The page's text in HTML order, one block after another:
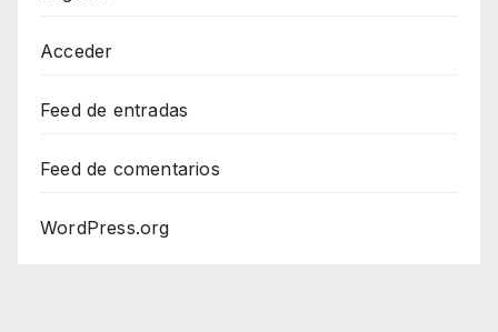
Acceder
Feed de entradas
Feed de comentarios
WordPress.org